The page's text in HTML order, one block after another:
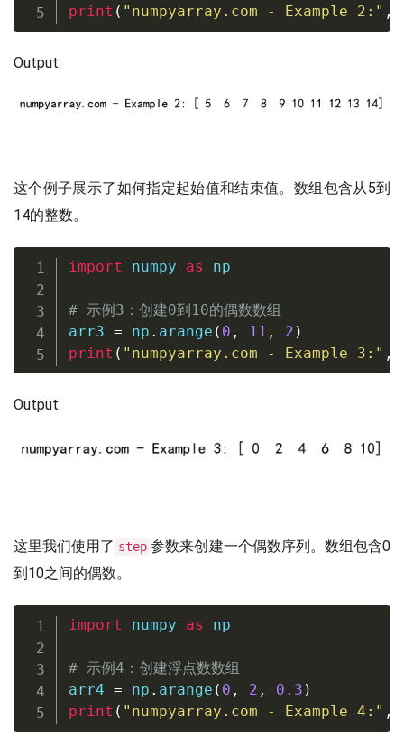
print ( "numpyarray.com - Example 2:" ,
Output:
这个例子展示了如何指定起始值和结束值。数组包含从5到
14的整数。
import numpy as np
# 示例3：创建0到10的偶数数组
arr3 = np . arange ( 0 , 11 , 2 )
print ( "numpyarray.com - Example 3:" ,
Output:
这里我们使用了 step 参数来创建一个偶数序列。数组包含0
到10之间的偶数。
import numpy as np
# 示例4：创建浮点数数组
arr4 = np . arange ( 0 , 2 , 0.3 )
print ( "numpyarray.com - Example 4:" ,